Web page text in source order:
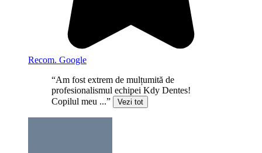
Recom. Google
“Am fost extrem de mulțumită de
profesionalismul echipei Kdy Dentes!
Copilul meu ...”
Vezi tot